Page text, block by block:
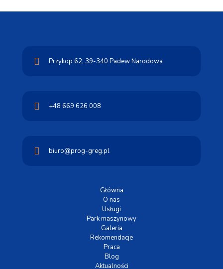
Przykop 62, 39-340 Padew Narodowa
+48 669 626 008
biuro@prog-greg.pl
Główna
O nas
Usługi
Park maszynowy
Galeria
Rekomendacje
Praca
Blog
Aktualności